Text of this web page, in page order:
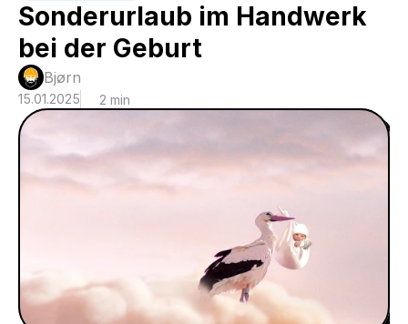
Sonderurlaub im Handwerk
bei der Geburt
Bjørn
15.01.2025 2 min